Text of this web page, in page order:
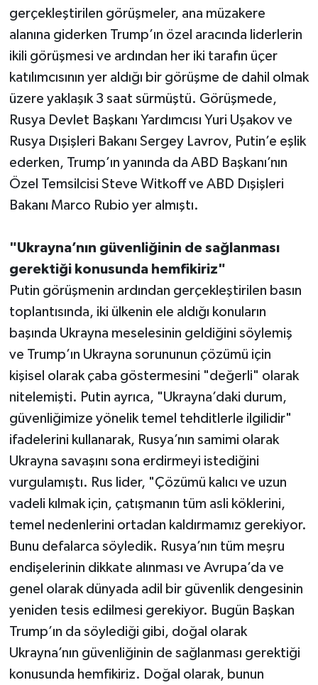
gerçekleştirilen görüşmeler, ana müzakere
alanına giderken Trump’ın özel aracında liderlerin
ikili görüşmesi ve ardından her iki tarafın üçer
katılımcısının yer aldığı bir görüşme de dahil olmak
üzere yaklaşık 3 saat sürmüştü. Görüşmede,
Rusya Devlet Başkanı Yardımcısı Yuri Uşakov ve
Rusya Dışişleri Bakanı Sergey Lavrov, Putin’e eşlik
ederken, Trump’ın yanında da ABD Başkanı’nın
Özel Temsilcisi Steve Witkoff ve ABD Dışişleri
Bakanı Marco Rubio yer almıştı.
"Ukrayna’nın güvenliğinin de sağlanması
gerektiği konusunda hemfikiriz"
Putin görüşmenin ardından gerçekleştirilen basın
toplantısında, iki ülkenin ele aldığı konuların
başında Ukrayna meselesinin geldiğini söylemiş
ve Trump’ın Ukrayna sorununun çözümü için
kişisel olarak çaba göstermesini "değerli" olarak
nitelemişti. Putin ayrıca, "Ukrayna’daki durum,
güvenliğimize yönelik temel tehditlerle ilgilidir"
ifadelerini kullanarak, Rusya’nın samimi olarak
Ukrayna savaşını sona erdirmeyi istediğini
vurgulamıştı. Rus lider, "Çözümü kalıcı ve uzun
vadeli kılmak için, çatışmanın tüm asli köklerini,
temel nedenlerini ortadan kaldırmamız gerekiyor.
Bunu defalarca söyledik. Rusya’nın tüm meşru
endişelerinin dikkate alınması ve Avrupa’da ve
genel olarak dünyada adil bir güvenlik dengesinin
yeniden tesis edilmesi gerekiyor. Bugün Başkan
Trump’ın da söylediği gibi, doğal olarak
Ukrayna’nın güvenliğinin de sağlanması gerektiği
konusunda hemfikiriz. Doğal olarak, bunun